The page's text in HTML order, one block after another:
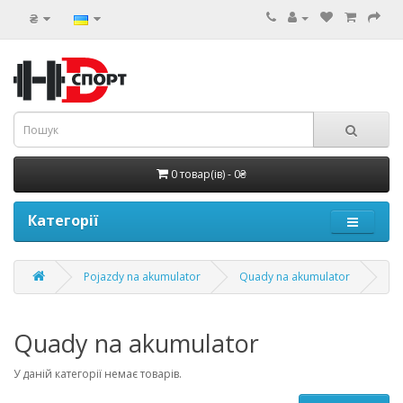
₴
0 товар(ів) - 0₴
Категорії
Pojazdy na akumulator Quady na akumulator
Quady na akumulator
У даній категорії немає товарів.